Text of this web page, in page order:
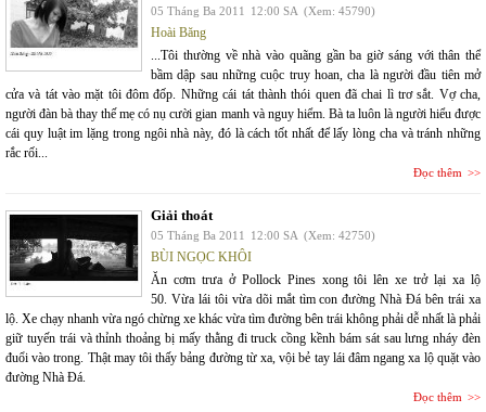
05 Tháng Ba 2011 12:00 SA (Xem: 45790)
Hoài Băng
...Tôi thường về nhà vào quãng gần ba giờ sáng với thân thể
bầm dập sau những cuộc truy hoan, cha là người đầu tiên mở
cửa và tát vào mặt tôi đôm đốp. Những cái tát thành thói quen đã chai lì trơ sắt. Vợ cha,
người đàn bà thay thế mẹ có nụ cười gian manh và nguy hiểm. Bà ta luôn là người hiểu được
cái quy luật im lặng trong ngôi nhà này, đó là cách tốt nhất để lấy lòng cha và tránh những
rắc rối...
Đọc thêm
Giải thoát
05 Tháng Ba 2011 12:00 SA (Xem: 42750)
BÙI NGỌC KHÔI
Ăn cơm trưa ở Pollock Pines xong tôi lên xe trở lại xa lộ
50. Vừa lái tôi vừa dõi mắt tìm con đường Nhà Đá bên trái xa
lộ. Xe chạy nhanh vừa ngó chừng xe khác vừa tìm đường bên trái không phải dễ nhất là phải
giữ tuyến trái và thỉnh thoảng bị mấy thằng đi truck cồng kềnh bám sát sau lưng nháy đèn
đuổi vào trong. Thật may tôi thấy bảng đường từ xa, vội bẻ tay lái đâm ngang xa lộ quặt vào
đường Nhà Đá.
Đọc thêm